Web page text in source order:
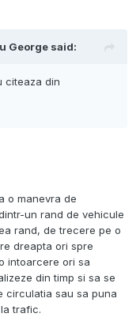
George said:
citeaza din
o manevra de
un rand de vehicule
rand, de trecere pe o
dreapta ori spre
intoarcere ori sa
din timp si sa se
circulatia sau sa puna
trafic.